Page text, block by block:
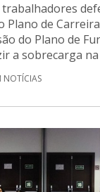
Plano de
do Plano de
a sobrecarga na
NOTÍCIAS